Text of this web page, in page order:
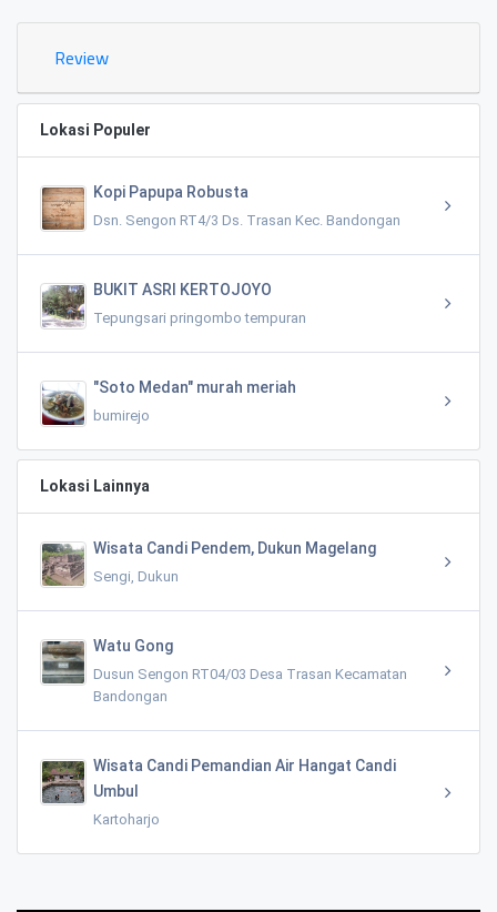
Review
Lokasi Populer
Kopi Papupa Robusta
Dsn. Sengon RT4/3 Ds. Trasan Kec. Bandongan
BUKIT ASRI KERTOJOYO
Tepungsari pringombo tempuran
"Soto Medan" murah meriah
bumirejo
Lokasi Lainnya
Wisata Candi Pendem, Dukun Magelang
Sengi, Dukun
Watu Gong
Dusun Sengon RT04/03 Desa Trasan Kecamatan
Bandongan
Wisata Candi Pemandian Air Hangat Candi
Umbul
Kartoharjo